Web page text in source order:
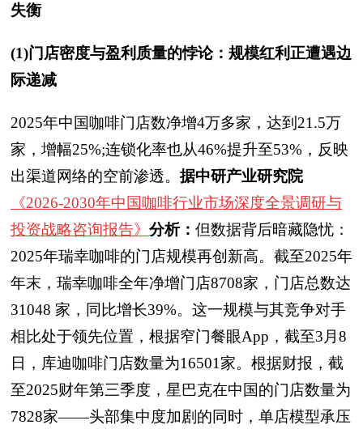
失衡
(1)门店密度与盈利质量的悖论：规模红利正遭遇边
际递减
2025年中国咖啡门店数净增4万多家，达到21.5万
家，增幅25%;连锁化率也从46%提升至53%，反映
出渠道网络的空前渗透。 据中研产业研究院
《2026-2030年中国咖啡行业市场深度全景调研与
投资战略咨询报告》 分析： 但数据背后暗藏隐忧：
2025年瑞幸咖啡的门店规模再创新高。截至2025年
年末，瑞幸咖啡全年净增门店8708家，门店总数达
31048 家，同比增长39%。这一规模与其竞争对手
相比处于领先位置，根据窄门餐眼App，截至3月8
日，库迪咖啡门店数量为16501家。根据财报，截
至2025财年第三季度，星巴克在中国的门店数量为
7828家——头部集中度加剧的同时，单店模型承压